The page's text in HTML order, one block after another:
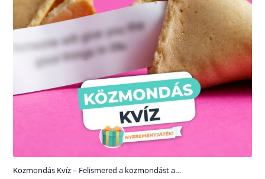
Közmondás Kvíz – Felismered a közmondást a…